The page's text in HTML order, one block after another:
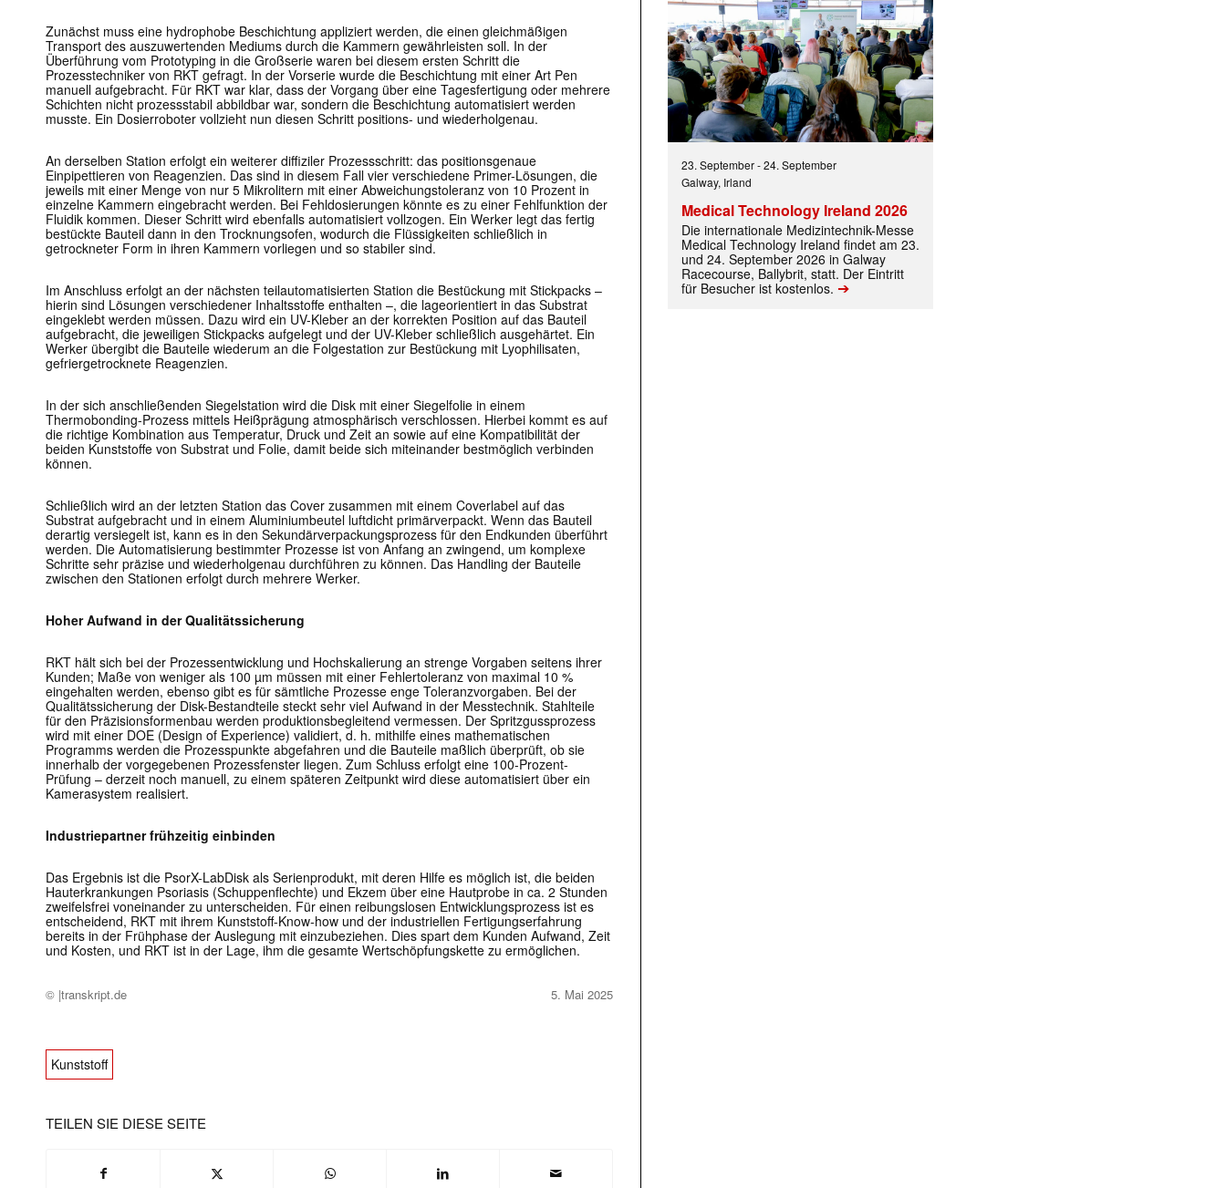
Mit dem |transkript-Newsletter jede Woche aktuell informiert.
E-
Mail
(erforderlich)
Zunächst muss eine hydrophobe Beschichtung appliziert werden, die einen gleichmäßigen
Transport des auszuwertenden Mediums durch die Kammern gewährleisten soll. In der
Überführung vom Prototyping in die Großserie waren bei diesem ersten Schritt die
Prozesstechniker von RKT gefragt. In der Vorserie wurde die Beschichtung mit einer Art Pen
manuell aufgebracht. Für RKT war klar, dass der Vorgang über eine Tagesfertigung oder mehrere
Schichten nicht prozessstabil abbildbar war, sondern die Beschichtung automatisiert werden
musste. Ein Dosierroboter vollzieht nun diesen Schritt positions- und wiederholgenau.
An derselben Station erfolgt ein weiterer diffiziler Prozessschritt: das positionsgenaue
Einpipettieren von Reagenzien. Das sind in diesem Fall vier verschiedene Primer-Lösungen, die
jeweils mit einer Menge von nur 5 Mikrolitern mit einer Abweichungstoleranz von 10 Prozent in
einzelne Kammern eingebracht werden. Bei Fehldosierungen könnte es zu einer Fehlfunktion der
Fluidik kommen. Dieser Schritt wird ebenfalls automatisiert vollzogen. Ein Werker legt das fertig
bestückte Bauteil dann in den Trocknungsofen, wodurch die Flüssigkeiten schließlich in
getrockneter Form in ihren Kammern vorliegen und so stabiler sind.
Im Anschluss erfolgt an der nächsten teilautomatisierten Station die Bestückung mit Stickpacks –
hierin sind Lösungen verschiedener Inhaltsstoffe enthalten –, die lageorientiert in das Substrat
eingeklebt werden müssen. Dazu wird ein UV-Kleber an der korrekten Position auf das Bauteil
aufgebracht, die jeweiligen Stickpacks aufgelegt und der UV-Kleber schließlich ausgehärtet. Ein
Werker übergibt die Bauteile wiederum an die Folgestation zur Bestückung mit Lyophilisaten,
gefriergetrocknete Reagenzien.
In der sich anschließenden Siegelstation wird die Disk mit einer Siegelfolie in einem
Thermobonding-Prozess mittels Heißprägung atmosphärisch verschlossen. Hierbei kommt es auf
die richtige Kombination aus Temperatur, Druck und Zeit an sowie auf eine Kompatibilität der
beiden Kunststoffe von Substrat und Folie, damit beide sich miteinander bestmöglich verbinden
können.
Schließlich wird an der letzten Station das Cover zusammen mit einem Coverlabel auf das
Substrat aufgebracht und in einem Aluminiumbeutel luftdicht primärverpackt. Wenn das Bauteil
derartig versiegelt ist, kann es in den Sekundärverpackungsprozess für den Endkunden überführt
werden. Die Automatisierung bestimmter Prozesse ist von Anfang an zwingend, um komplexe
Schritte sehr präzise und wiederholgenau durchführen zu können. Das Handling der Bauteile
zwischen den Stationen erfolgt durch mehrere Werker.
Hoher Aufwand in der Qualitätssicherung
RKT hält sich bei der Prozessentwicklung und Hochskalierung an strenge Vorgaben seitens ihrer
Kunden; Maße von weniger als 100 µm müssen mit einer Fehlertoleranz von maximal 10 %
eingehalten werden, ebenso gibt es für sämtliche Prozesse enge Toleranzvorgaben. Bei der
Qualitätssicherung der Disk-Bestandteile steckt sehr viel Aufwand in der Messtechnik. Stahlteile
für den Präzisionsformenbau werden produktionsbegleitend vermessen. Der Spritzgussprozess
wird mit einer DOE (Design of Experience) validiert, d. h. mithilfe eines mathematischen
Programms werden die Prozesspunkte abgefahren und die Bauteile maßlich überprüft, ob sie
innerhalb der vorgegebenen Prozessfenster liegen. Zum Schluss erfolgt eine 100-Prozent-
Prüfung – derzeit noch manuell, zu einem späteren Zeitpunkt wird diese automatisiert über ein
Kamerasystem realisiert.
Industriepartner frühzeitig einbinden
Das Ergebnis ist die PsorX-LabDisk als Serienprodukt, mit deren Hilfe es möglich ist, die beiden
Hauterkrankungen Psoriasis (Schuppenflechte) und Ekzem über eine Hautprobe in ca. 2 Stunden
zweifelsfrei voneinander zu unterscheiden. Für einen reibungslosen Entwicklungsprozess ist es
entscheidend, RKT mit ihrem Kunststoff-Know-how und der industriellen Fertigungserfahrung
bereits in der Frühphase der Auslegung mit einzubeziehen. Dies spart dem Kunden Aufwand, Zeit
und Kosten, und RKT ist in der Lage, ihm die gesamte Wertschöpfungskette zu ermöglichen.
© |transkript.de 5. Mai 2025
Kunststoff
TEILEN SIE DIESE SEITE
23. September-24. September
Galway, Irland
Medical Technology Ireland 2026
Die internationale Medizintechnik-Messe
Medical Technology Ireland findet am 23.
und 24. September 2026 in Galway
Racecourse, Ballybrit, statt. Der Eintritt
für Besucher ist kostenlos. ➔